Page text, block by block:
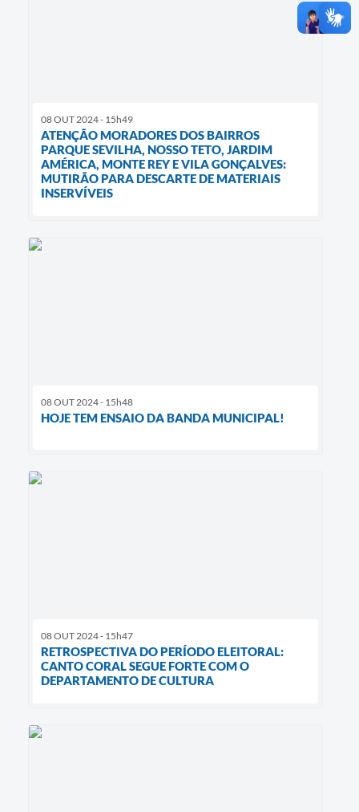
08 OUT 2024 - 15h49
ATENÇÃO MORADORES DOS BAIRROS
PARQUE SEVILHA, NOSSO TETO, JARDIM
AMÉRICA, MONTE REY E VILA GONÇALVES:
MUTIRÃO PARA DESCARTE DE MATERIAIS
INSERVÍVEIS
08 OUT 2024 - 15h48
HOJE TEM ENSAIO DA BANDA MUNICIPAL!
08 OUT 2024 - 15h47
RETROSPECTIVA DO PERÍODO ELEITORAL:
CANTO CORAL SEGUE FORTE COM O
DEPARTAMENTO DE CULTURA